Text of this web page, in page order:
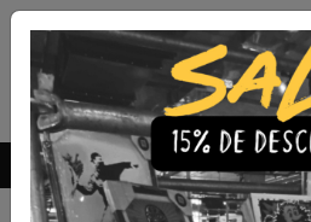
Envío Gratis a todo Chile